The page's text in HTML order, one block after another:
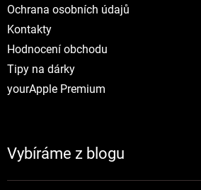
Ochrana osobních údajů
Kontakty
Hodnocení obchodu
Tipy na dárky
yourApple Premium
Vybíráme z blogu